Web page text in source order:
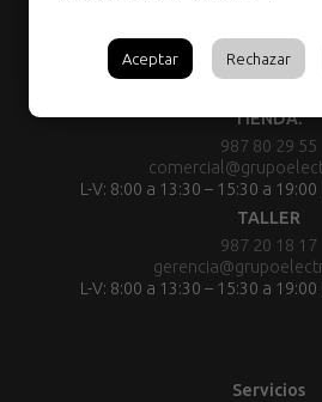
TIENDA:
987 80 29 55
L-V: 8:00 a 13:30 – 15:30 a
TALLER
987 20 18 17
L-V: 8:00 a 13:30 – 15:30 a
Servicios
Aceptar Rechazar